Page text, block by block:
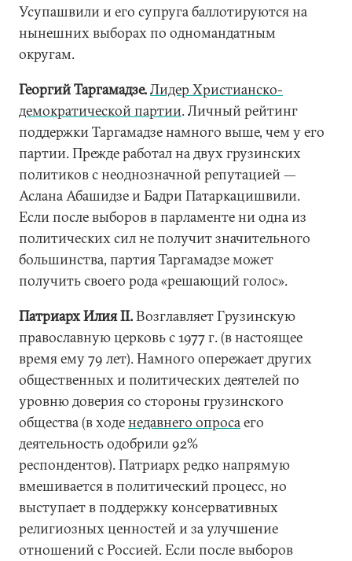
Усупашвили и его супруга баллотируются на
нынешних выборах по одномандатным
округам.
Георгий Таргамадзе.Лидер Христианско-
демократической партии. Личный рейтинг
поддержки Таргамадзе намного выше, чем у его
партии. Прежде работал на двух грузинских
политиков с неоднозначной репутацией —
Аслана Абашидзе и Бадри Патаркацишвили.
Если после выборов в парламенте ни одна из
политических сил не получит значительного
большинства, партия Таргамадзе может
получить своего рода «решающий голос».
Патриарх Илия II.Возглавляет Грузинскую
православную церковь с 1977 г. (в настоящее
время ему 79 лет). Намного опережает других
общественных и политических деятелей по
уровню доверия со стороны грузинского
общества (в ходенедавнего опросаего
деятельность одобрили 92%
респондентов). Патриарх редко напрямую
вмешивается в политический процесс, но
выступает в поддержку консервативных
религиозных ценностей и за улучшение
отношений с Россией. Если после выборов